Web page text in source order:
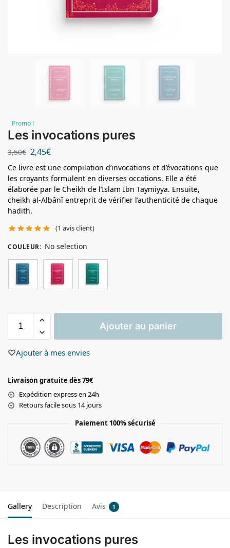
Promo !
Les invocations pures
3,50€ 2,45€
Ce livre est une compilation d’invocations et d’évocations que
les croyants formulent en diverses occations. Elle a été
élaborée par le Cheikh de l’Islam Ibn Taymiyya. Ensuite,
cheikh al-Albânî entreprit de vérifier l’authenticité de chaque
hadith.
(1 avis client)
COULEUR: No selection
Ajouter au panier
Ajouter à mes envies
Livraison gratuite dès 79€
Expédition express en 24h
Retours facile sous 14 jours
Paiement 100% sécurisé
Gallery Description Avis 1
Les invocations pures